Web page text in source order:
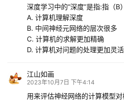
深度学习中的“深度”是指:指（B）
A. 计算机理解深度
B. 中间神经元网络的层次很多
C. 计算机的求解更加精确
D. 计算机对问题的处理更加灵活
江山如画
2023年10月7日 下午4:14
用来评估神经网络的计算模型